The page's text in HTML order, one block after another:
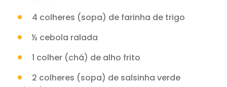
4 colheres (sopa) de farinha de trigo
½ cebola ralada
1 colher (chá) de alho frito
2 colheres (sopa) de salsinha verde